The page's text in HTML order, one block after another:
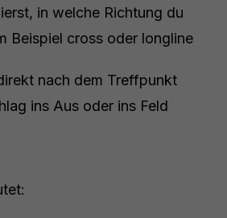
in welche Richtung du
Beispiel cross oder longline
nach dem Treffpunkt
ins Aus oder ins Feld